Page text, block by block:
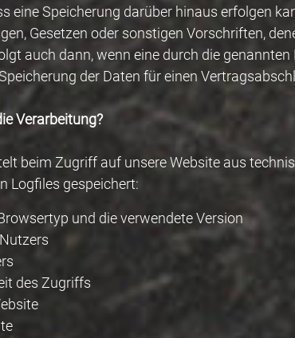
eine Speicherung darüber hinaus erfolgen
Gesetzen oder sonstigen Vorschriften,
auch dann, wenn eine durch die
der Daten für einen
Verarbeitung?
beim Zugriff auf unsere Website aus
Logfiles gespeichert:
und die verwendete Version
des Zugriffs